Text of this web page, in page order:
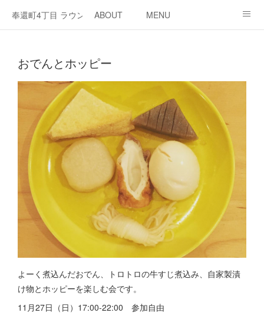
奉還町4丁目 ラウンジ・カド
ABOUT MENU
おでんとホッピー
よーく煮込んだおでん、トロトロの牛すじ煮込み、自家製漬
け物とホッピーを楽しむ会です。
11月27日（日）17:00-22:00 参加自由